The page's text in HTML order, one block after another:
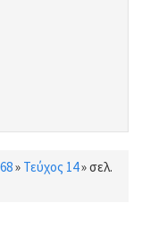
» Τεύχος 14»σελ.